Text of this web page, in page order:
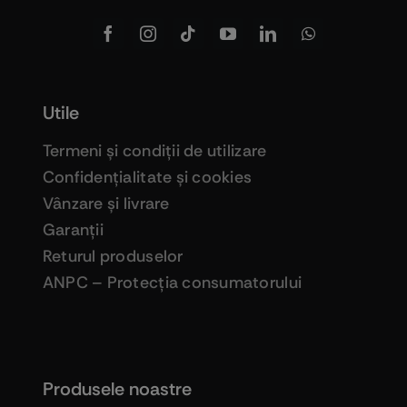
Produsele noastre
Utile
Termeni şi condiţii de utilizare
Confidenţialitate şi cookies
Vânzare şi livrare
Garanţii
Returul produselor
ANPC – Protecţia consumatorului